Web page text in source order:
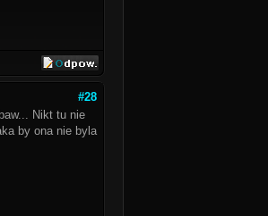
#28
Nikt tu nie
by ona nie byla